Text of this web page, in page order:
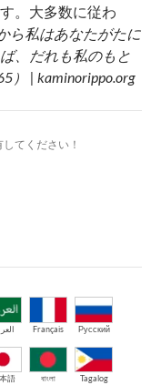
。大多数に従わ
ら私はあなたがたに
、だれも私のもと
） | kaminorippo.org
てください！
Français Русский
語 বাংলা Tagalog